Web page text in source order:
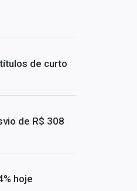
de curto
de R$ 308
hoje